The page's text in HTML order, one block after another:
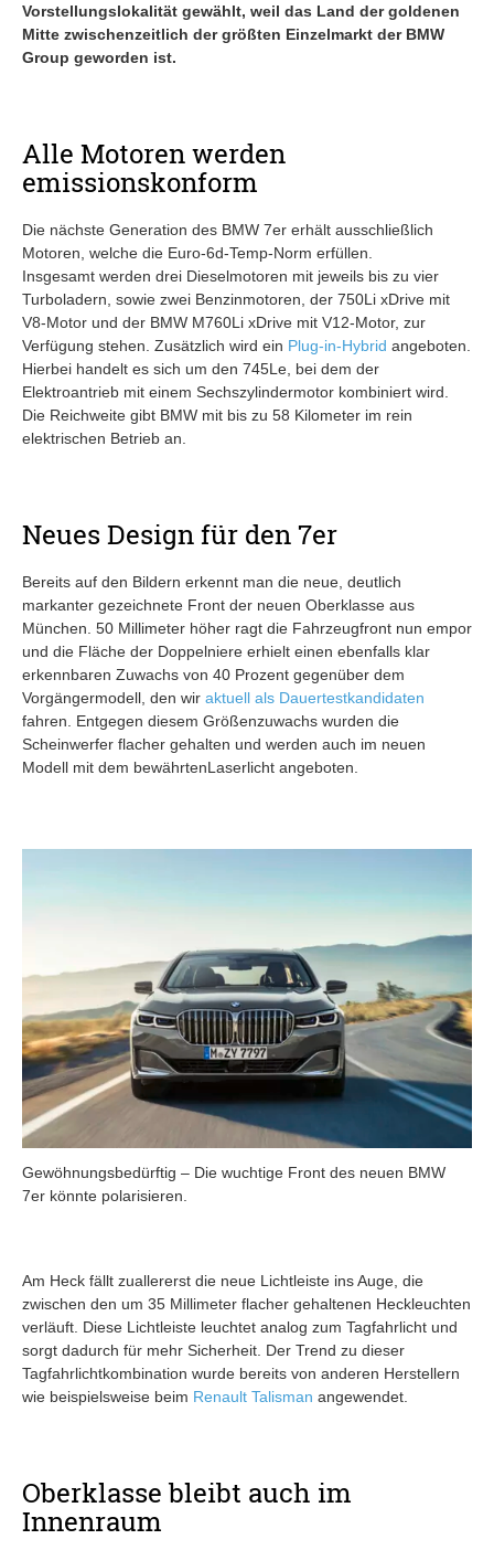
Vorstellungslokalität gewählt, weil das Land der goldenen
Mitte zwischenzeitlich der größten Einzelmarkt der BMW
Group geworden ist.
Alle Motoren werden
emissionskonform
Die nächste Generation des BMW 7er erhält ausschließlich
Motoren, welche die Euro-6d-Temp-Norm erfüllen.
Insgesamt werden drei Dieselmotoren mit jeweils bis zu vier
Turboladern, sowie zwei Benzinmotoren, der 750Li xDrive mit
V8-Motor und der BMW M760Li xDrive mit V12-Motor, zur
Verfügung stehen. Zusätzlich wird ein Plug-in-Hybrid angeboten.
Hierbei handelt es sich um den 745Le, bei dem der
Elektroantrieb mit einem Sechszylindermotor kombiniert wird.
Die Reichweite gibt BMW mit bis zu 58 Kilometer im rein
elektrischen Betrieb an.
Neues Design für den 7er
Bereits auf den Bildern erkennt man die neue, deutlich
markanter gezeichnete Front der neuen Oberklasse aus
München. 50 Millimeter höher ragt die Fahrzeugfront nun empor
und die Fläche der Doppelniere erhielt einen ebenfalls klar
erkennbaren Zuwachs von 40 Prozent gegenüber dem
Vorgängermodell, den wir aktuell als Dauertestkandidaten
fahren. Entgegen diesem Größenzuwachs wurden die
Scheinwerfer flacher gehalten und werden auch im neuen
Modell mit dem bewährtenLaserlicht angeboten.
Gewöhnungsbedürftig – Die wuchtige Front des neuen BMW
7er könnte polarisieren.
Am Heck fällt zuallererst die neue Lichtleiste ins Auge, die
zwischen den um 35 Millimeter flacher gehaltenen Heckleuchten
verläuft. Diese Lichtleiste leuchtet analog zum Tagfahrlicht und
sorgt dadurch für mehr Sicherheit. Der Trend zu dieser
Tagfahrlichtkombination wurde bereits von anderen Herstellern
wie beispielsweise beim Renault Talisman angewendet.
Oberklasse bleibt auch im
Innenraum